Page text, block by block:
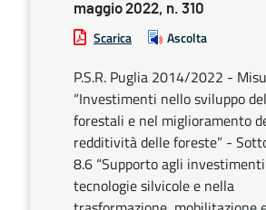
maggio 2022, n. 310
Scarica Ascolta
P.S.R. Puglia 2014/2022 -
“Investimenti nello sviluppo
forestali e nel miglioramento
redditività delle foreste” -
8.6 “Supporto agli
tecnologie silvicole e nella